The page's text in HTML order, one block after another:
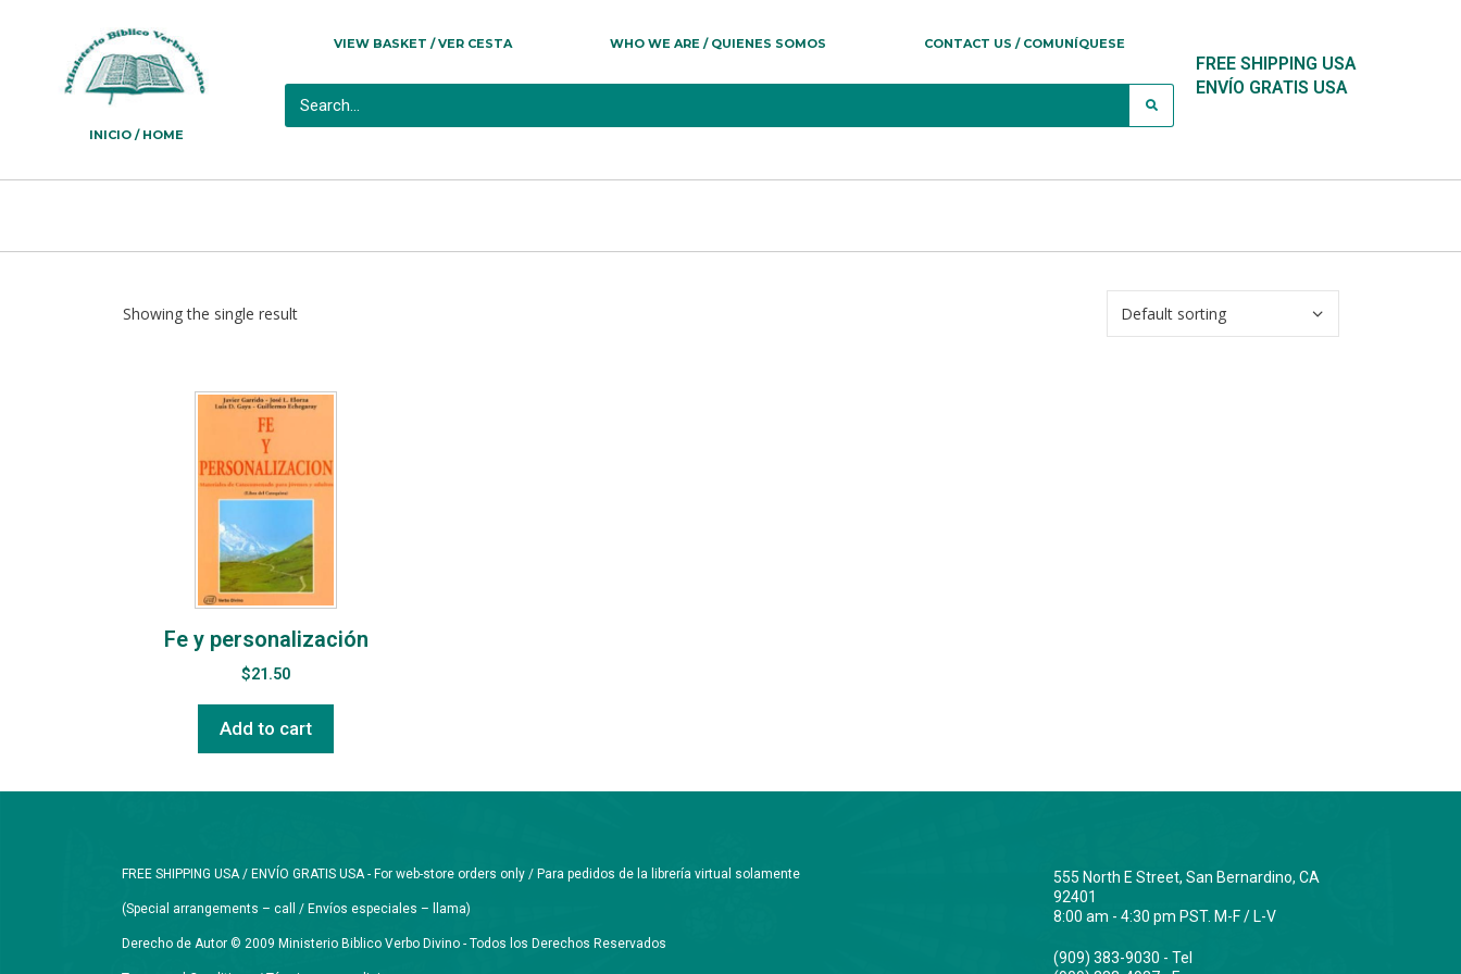
INICIO / HOME
VIEW BASKET / VER CESTA WHO WE ARE / QUIENES SOMOS CONTACT US / COMUNÍQUESE
FREE SHIPPING USA
ENVÍO GRATIS USA
Showing the single result
Fe y personalización
$21.50
Add to cart
FREE SHIPPING USA / ENVÍO GRATIS USA - For web-store orders only / Para pedidos de la librería virtual solamente
(Special arrangements – call / Envíos especiales – llama)
Derecho de Autor © 2009 Ministerio Biblico Verbo Divino - Todos los Derechos Reservados
555 North E Street, San Bernardino, CA
92401
8:00 am - 4:30 pm PST. M-F / L-V
(909) 383-9030 - Tel